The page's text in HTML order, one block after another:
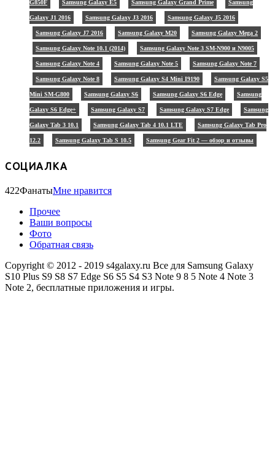
G850F Samsung Galaxy E5 Samsung Galaxy Grand Prime Samsung
Galaxy J1 2016 Samsung Galaxy J3 2016 Samsung Galaxy J5 2016
Samsung Galaxy J7 2016 Samsung Galaxy M20 Samsung Galaxy Mega 2
Samsung Galaxy Note 10.1 (2014) Samsung Galaxy Note 3 SM-N900 и N9005
Samsung Galaxy Note 4 Samsung Galaxy Note 5 Samsung Galaxy Note 7
Samsung Galaxy Note 8 Samsung Galaxy S4 Mini I9190 Samsung Galaxy S5
Mini SM-G800 Samsung Galaxy S6 Samsung Galaxy S6 Edge Samsung
Galaxy S6 Edge+ Samsung Galaxy S7 Samsung Galaxy S7 Edge Samsung
Galaxy Tab 3 10.1 Samsung Galaxy Tab 4 10.1 LTE Samsung Galaxy Tab Pro
12.2 Samsung Galaxy Tab S 10.5 Samsung Gear Fit 2 — обзор и отзывы
СОЦИАЛКА
422ФанатыМне нравится
Прочее
Ваши вопросы
Фото
Обратная связь
Copyright © 2012 - 2019 s4galaxy.ru Все для Samsung Galaxy
S10 Plus S9 S8 S7 Edge S6 S5 S4 S3 Note 9 8 5 Note 4 Note 3
Note 2, бесплатные приложения и игры.